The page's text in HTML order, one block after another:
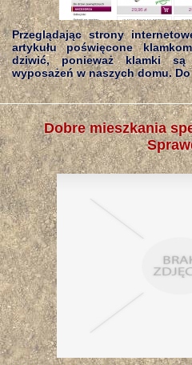
Przeglądając strony
artykułu poświęcone
dziwić, ponieważ klamki
wyposażeń w naszych domu. Do
Dobre mieszkania